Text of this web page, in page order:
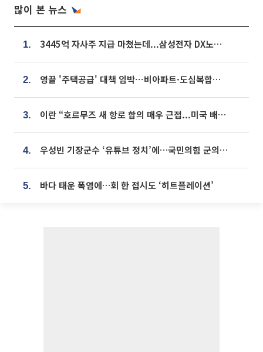
많이 본 뉴스
1. 3445억 자사주 지급 마쳤는데...삼성전자 DX노조, 뒤늦은 '떼쓰기 집회'
2. 영끌 '주택공급' 대책 임박⋯비아파트·도심복합까지 총동원
3. 이란 “호르무즈 새 항로 합의 매우 근접...미국 배상 먼저”
4. 우성빈 기장군수 ‘유튜브 정치’에…국민의힘 군의원들 집단 반발
5. 바다 태운 폭염에…회 한 접시도 ‘히트플레이션’